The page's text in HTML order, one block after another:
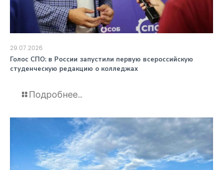
29.07.2026
️Голос СПО: в России запустили первую всероссийскую
студенческую редакцию о колледжах
Подробнее...